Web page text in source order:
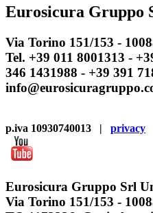
Eurosicura Gruppo
Via Torino 151/153 -
Tel. +39 011 8001313 -
346 1431988 - +39 391
p.iva 10930740013 | privacy
Eurosicura Gruppo Srl
Via Torino 151/153 -